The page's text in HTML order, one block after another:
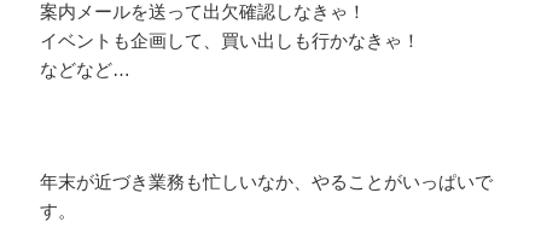
案内メールを送って出欠確認しなきゃ！
イベントも企画して、買い出しも行かなきゃ！
などなど…
年末が近づき業務も忙しいなか、やることがいっぱいで
す。